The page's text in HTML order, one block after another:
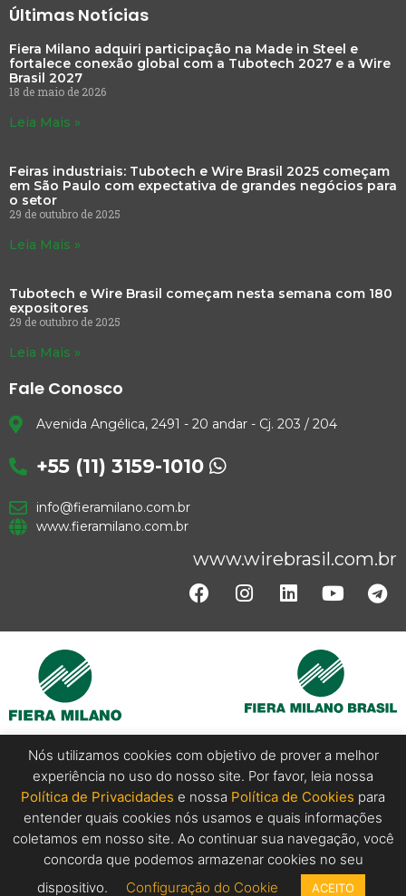
Últimas Notícias
Fiera Milano adquiri participação na Made in Steel e
fortalece conexão global com a Tubotech 2027 e a Wire
Brasil 2027
18 de maio de 2026
Leia Mais »
Feiras industriais: Tubotech e Wire Brasil 2025 começam
em São Paulo com expectativa de grandes negócios para
o setor
29 de outubro de 2025
Leia Mais »
Tubotech e Wire Brasil começam nesta semana com 180
expositores
29 de outubro de 2025
Leia Mais »
Fale Conosco
Avenida Angélica, 2491 - 20 andar - Cj. 203 / 204
+55 (11) 3159-1010
info@fieramilano.com.br
www.fieramilano.com.br
www.wirebrasil.com.br
Copyright @ 2024 Wire Brasil. All Rights Reserved.
Nós utilizamos cookies com objetivo de prover a melhor
experiência no uso do nosso site. Por favor, leia nossa
Política de Privacidades e nossa Política de Cookies para
entender quais cookies nós usamos e quais informações
coletamos em nosso site. Ao continuar sua navegação, você
concorda que podemos armazenar cookies no seu
dispositivo.
Configuração do Cookie ACEITO